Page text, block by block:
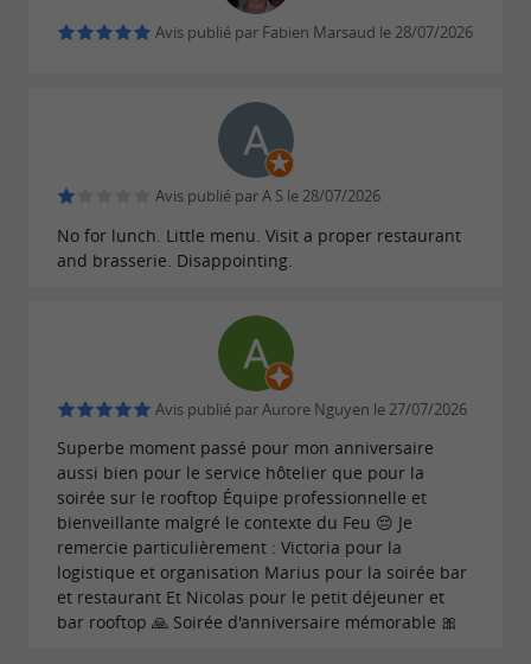
incontournable.
Mama Shelter Bordeaux, un lieu vivant
ouvert tous les jours jusqu'à minuit
Le Mama Shelter Bordeaux est ouvert sept
jours sur sept, du petit-déjeuner buffet à 7h
dimanche au mercredi et à minuit du jeudi au
samedi, pour s'adapter à tous les rythmes. Les
jeudis, vendredis et samedis, un DJ set vient
habiller la soirée d'une ambiance musicale qui
transforme le restaurant en véritable lieu de vie
nocturne. Entre cocktails signatures concoctés
par le Mama Gang, happy hour de 17h à 19h et
bar ouvert jusqu'à 1h du matin, le Mama Shelter
s'impose comme une adresse incontournable
Avis publié par Fabien Marsaud le 28/07/2026
Avis publié par A S le 28/07/2026
No for lunch. Little menu. Visit a proper restaurant
and brasserie. Disappointing.
Avis publié par Aurore Nguyen le 27/07/2026
Superbe moment passé pour mon anniversaire
aussi bien pour le service hôtelier que pour la
soirée sur le rooftop Équipe professionnelle et
bienveillante malgré le contexte du Feu 😔 Je
remercie particulièrement : Victoria pour la
logistique et organisation Marius pour la soirée bar
et restaurant Et Nicolas pour le petit déjeuner et
bar rooftop 🙏 Soirée d'anniversaire mémorable 🎀